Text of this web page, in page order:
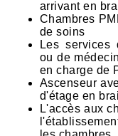
arrivant en
Chambres
de soins
Les services
ou de
en charge de
Ascenseur
d'étage en
L'accès aux